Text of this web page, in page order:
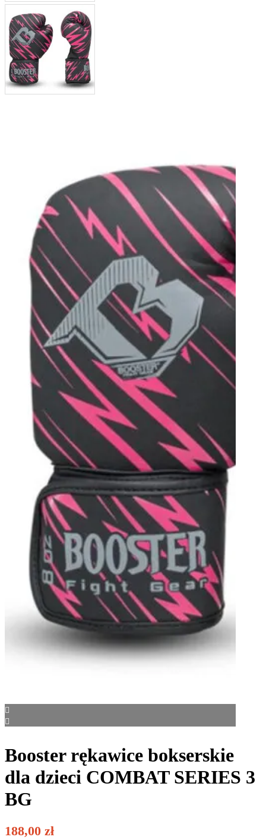
Booster rękawice bokserskie
dla dzieci COMBAT SERIES 3
BG
188,00 zł